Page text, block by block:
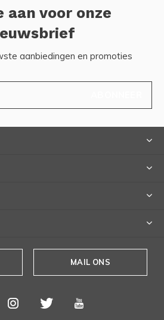
aan voor onze
aanbiedingen en promoties
MAIL ONS